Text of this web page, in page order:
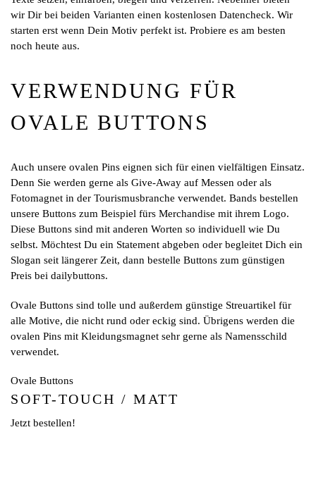
wir Dir bei beiden Varianten einen kostenlosen Datencheck. Wir
starten erst wenn Dein Motiv perfekt ist. Probiere es am besten
noch heute aus.
VERWENDUNG FÜR
OVALE BUTTONS
Auch unsere ovalen Pins eignen sich für einen vielfältigen Einsatz.
Denn Sie werden gerne als Give-Away auf Messen oder als
Fotomagnet in der Tourismusbranche verwendet. Bands bestellen
unsere Buttons zum Beispiel fürs Merchandise mit ihrem Logo.
Diese Buttons sind mit anderen Worten so individuell wie Du
selbst. Möchtest Du ein Statement abgeben oder begleitet Dich ein
Slogan seit längerer Zeit, dann bestelle Buttons zum günstigen
Preis bei dailybuttons.
Ovale Buttons sind tolle und außerdem günstige Streuartikel für
alle Motive, die nicht rund oder eckig sind. Übrigens werden die
ovalen Pins mit Kleidungsmagnet sehr gerne als Namensschild
verwendet.
Ovale Buttons
SOFT-TOUCH / MATT
Jetzt bestellen!